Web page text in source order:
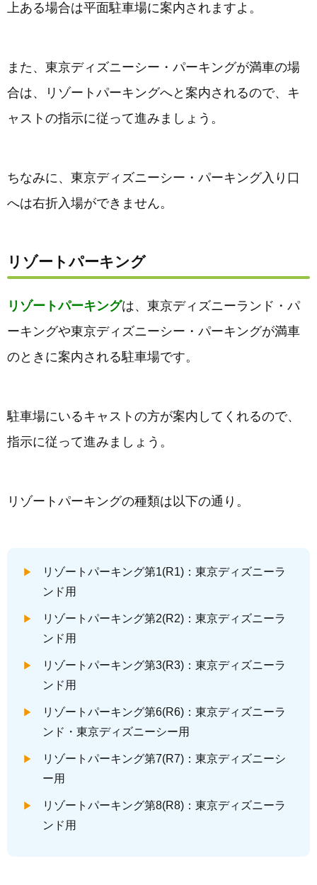
上ある場合は平面駐車場に案内されますよ。
また、東京ディズニーシー・パーキングが満車の場
合は、リゾートパーキングへと案内されるので、キ
ャストの指示に従って進みましょう。
ちなみに、東京ディズニーシー・パーキング入り口
へは右折入場ができません。
リゾートパーキング
リゾートパーキングは、東京ディズニーランド・パ
ーキングや東京ディズニーシー・パーキングが満車
のときに案内される駐車場です。
駐車場にいるキャストの方が案内してくれるので、
指示に従って進みましょう。
リゾートパーキングの種類は以下の通り。
リゾートパーキング第1(R1)：東京ディズニーラ
ンド用
リゾートパーキング第2(R2)：東京ディズニーラ
ンド用
リゾートパーキング第3(R3)：東京ディズニーラ
ンド用
リゾートパーキング第6(R6)：東京ディズニーラ
ンド・東京ディズニーシー用
リゾートパーキング第7(R7)：東京ディズニーシ
ー用
リゾートパーキング第8(R8)：東京ディズニーラ
ンド用